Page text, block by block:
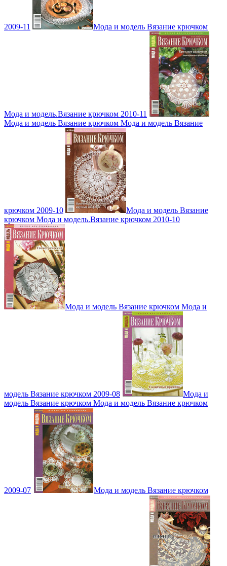
2009-11 Мода и модель Вязание крючком
Мода и модель.Вязание крючком 2010-11
Мода и модель Вязание крючком Мода и модель Вязание
крючком 2009-10
Мода и модель Вязание
крючком Мода и модель.Вязание крючком 2010-10
Мода и модель Вязание крючком Мода и
модель Вязание крючком 2009-08
Мода и
модель Вязание крючком Мода и модель Вязание крючком
2009-07 Мода и модель Вязание крючком